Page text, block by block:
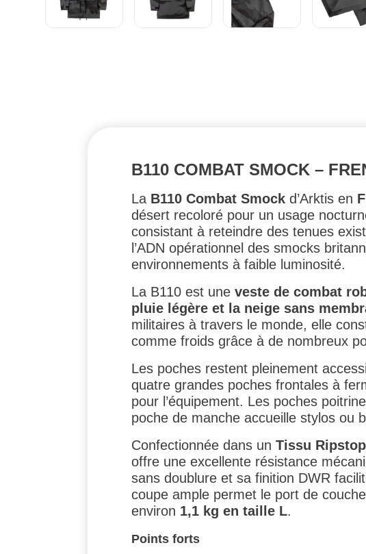
B110 COMBAT SMOCK –
La B110 Combat Smock d’Arktis en
désert recoloré pour un usage
consistant à reteindre des tenues
l’ADN opérationnel des smocks
environnements à faible luminosité.
La B110 est une veste de combat
pluie légère et la neige sans
militaires à travers le monde, elle
comme froids grâce à de nombreux
Les poches restent pleinement
quatre grandes poches frontales à
pour l’équipement. Les poches
poche de manche accueille stylos ou
Confectionnée dans un Tissu
offre une excellente résistance
sans doublure et sa finition DWR
coupe ample permet le port de
environ 1,1 kg en taille L.
Points forts